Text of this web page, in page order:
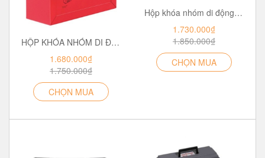
HỘP KHÓA NHÓM DI ĐỘNG MASTERLOCK 498
1.680.000₫
1.750.000₫
CHỌN MUA
Hộp khóa nhóm di động bằng thép 13 lỗ khóa LOCKEY LK02
1.730.000₫
1.850.000₫
CHỌN MUA